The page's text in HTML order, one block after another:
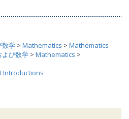
数学 > Mathematics > Mathematics
よび数学 > Mathematics >
Introductions